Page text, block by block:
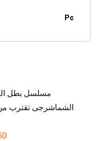
Post
الشماشرجى تقترب من